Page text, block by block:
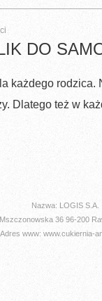
DO
każdego rodzica.
Dlatego też w
Nazwa: LOGIS S.A.
36 96-200
Adres www: www.cukiernia-